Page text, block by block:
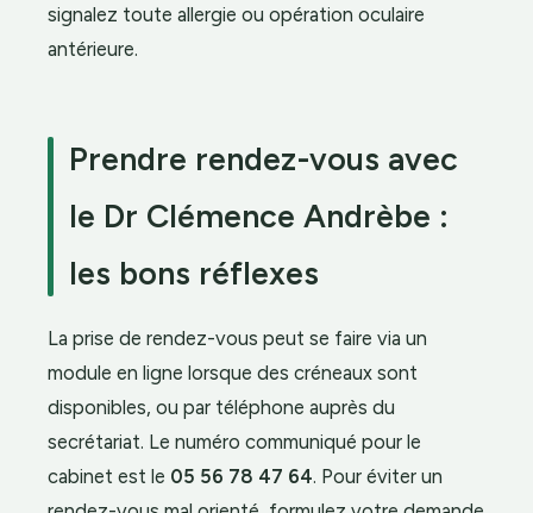
signalez toute allergie ou opération oculaire
antérieure.
Prendre rendez-vous avec
le Dr Clémence Andrèbe :
les bons réflexes
La prise de rendez-vous peut se faire via un
module en ligne lorsque des créneaux sont
disponibles, ou par téléphone auprès du
secrétariat. Le numéro communiqué pour le
cabinet est le 05 56 78 47 64. Pour éviter un